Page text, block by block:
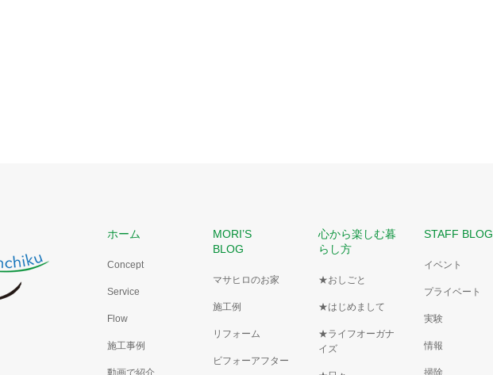
ホーム
Concept
Service
Flow
施工事例
動画で紹介
MORI’S
BLOG
マサヒロのお家
施工例
リフォーム
ビフォーアフター
心から楽しむ暮
らし方
★おしごと
★はじめまして
★ライフオーガナ
イズ
STAFF BLOG
イベント
プライベート
実験
情報
掃除